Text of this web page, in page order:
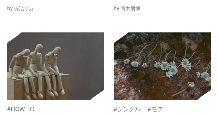
by 赤池リカ by 青木朋博
#HOW TO #シングル #モテ